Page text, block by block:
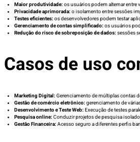
Maior produtividade:os usuários podem alternar entre
Privacidade aprimorada:o isolamento entre sessões
Testes eficientes:os desenvolvedores podem testar
Gerenciamento de contas simplificado:os usuários
Redução do risco de sobreposição de dados:sessões
Casos de uso
Marketing Digital:Gerenciamento de múltiplas contas
Gestão de comércio eletrônico:gerenciamento de
Desenvolvimento e Teste Web:Execução de testes
Pesquisa online:Conduzir projetos de pesquisa
Gestão Financeira:Acesso seguro a diferentes perfis